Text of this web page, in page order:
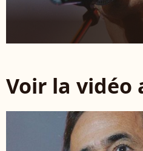
Voir la vidéo